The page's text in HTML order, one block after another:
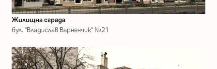
Жилищна сграда
бул. "Владислав Варненчик" №21